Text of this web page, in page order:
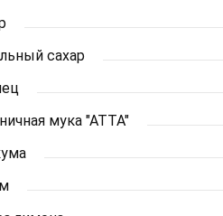
сахар
мука "АТТА"